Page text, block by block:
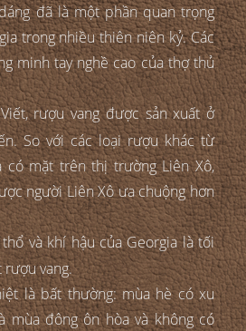
đã là một phần quan trọng
trong nhiều thiên niên kỷ. Các
minh tay nghề cao của thợ thủ
rượu vang được sản xuất ở
So với các loại rượu khác từ
có mặt trên thị trường Liên Xô,
người Liên Xô ưa chuộng hơn
và khí hậu của Georgia là tối
rượu vang.
là bất thường: mùa hè có xu
mùa đông ôn hòa và không có